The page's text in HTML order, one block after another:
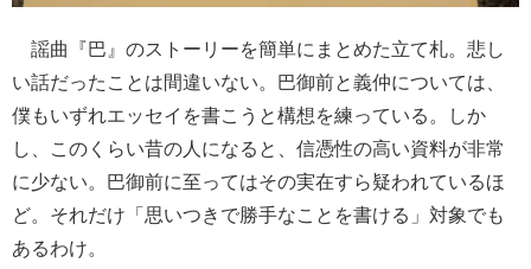
謡曲『巴』のストーリーを簡単にまとめた立て札。悲し
い話だったことは間違いない。巴御前と義仲については、
僕もいずれエッセイを書こうと構想を練っている。しか
し、このくらい昔の人になると、信憑性の高い資料が非常
に少ない。巴御前に至ってはその実在すら疑われているほ
ど。それだけ「思いつきで勝手なことを書ける」対象でも
あるわけ。